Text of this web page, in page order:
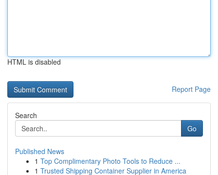
HTML is disabled
Report Page
Search
Go
Published News
1 Top Complimentary Photo Tools to Reduce ...
1 Trusted Shipping Container Supplier in America